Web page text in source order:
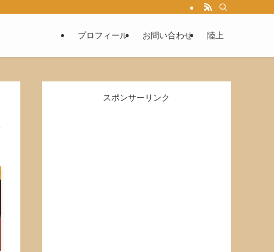
プロフィール お問い合わせ 陸上
スポンサーリンク